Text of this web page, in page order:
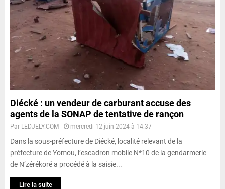
Diécké : un vendeur de carburant accuse des
agents de la SONAP de tentative de rançon
Par LEDJELY.COM mercredi 12 juin 2024 à 14:37
Dans la sous-préfecture de Diécké, localité relevant de la
préfecture de Yomou, l’escadron mobile N*10 de la gendarmerie
de N’zérékoré a procédé à la saisie...
Lire la suite